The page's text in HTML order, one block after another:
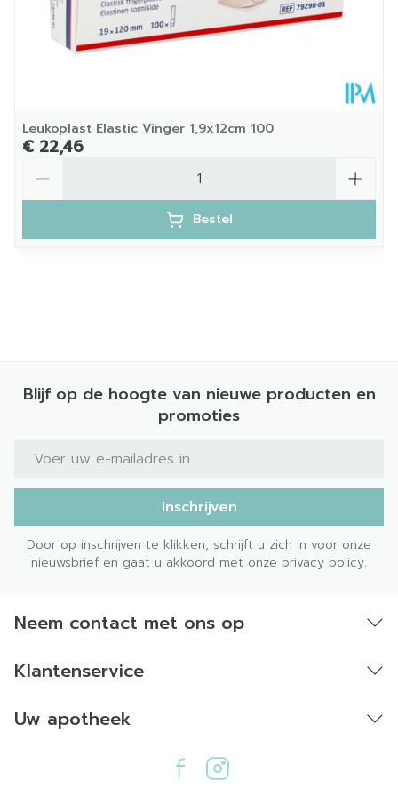
Leukoplast Elastic Vinger 1,9x12cm 100
€ 22,46
Bestel
Blijf op de hoogte van nieuwe producten en
promoties
E-mail adres
Inschrijven
Door op inschrijven te klikken, schrijft u zich in voor onze
nieuwsbrief en gaat u akkoord met onze privacy policy.
Neem contact met ons op
Klantenservice
Uw apotheek